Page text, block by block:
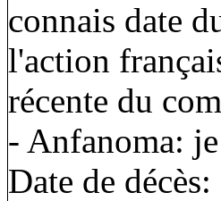
connais date
l'action
récente du
- Anfanoma:
Date de